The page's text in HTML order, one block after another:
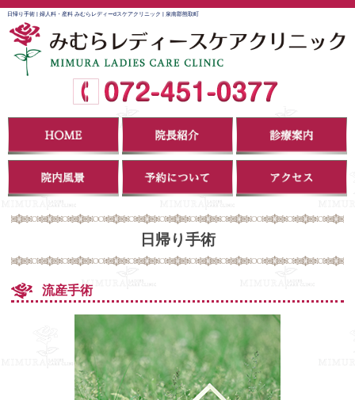
日帰り手術 | 婦人科・産科 みむらレディーdスケアクリニック | 泉南郡熊取町
日帰り手術
流産手術